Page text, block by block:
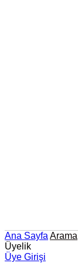
Ana Sayfa Arama
Üyelik
Üye Girişi